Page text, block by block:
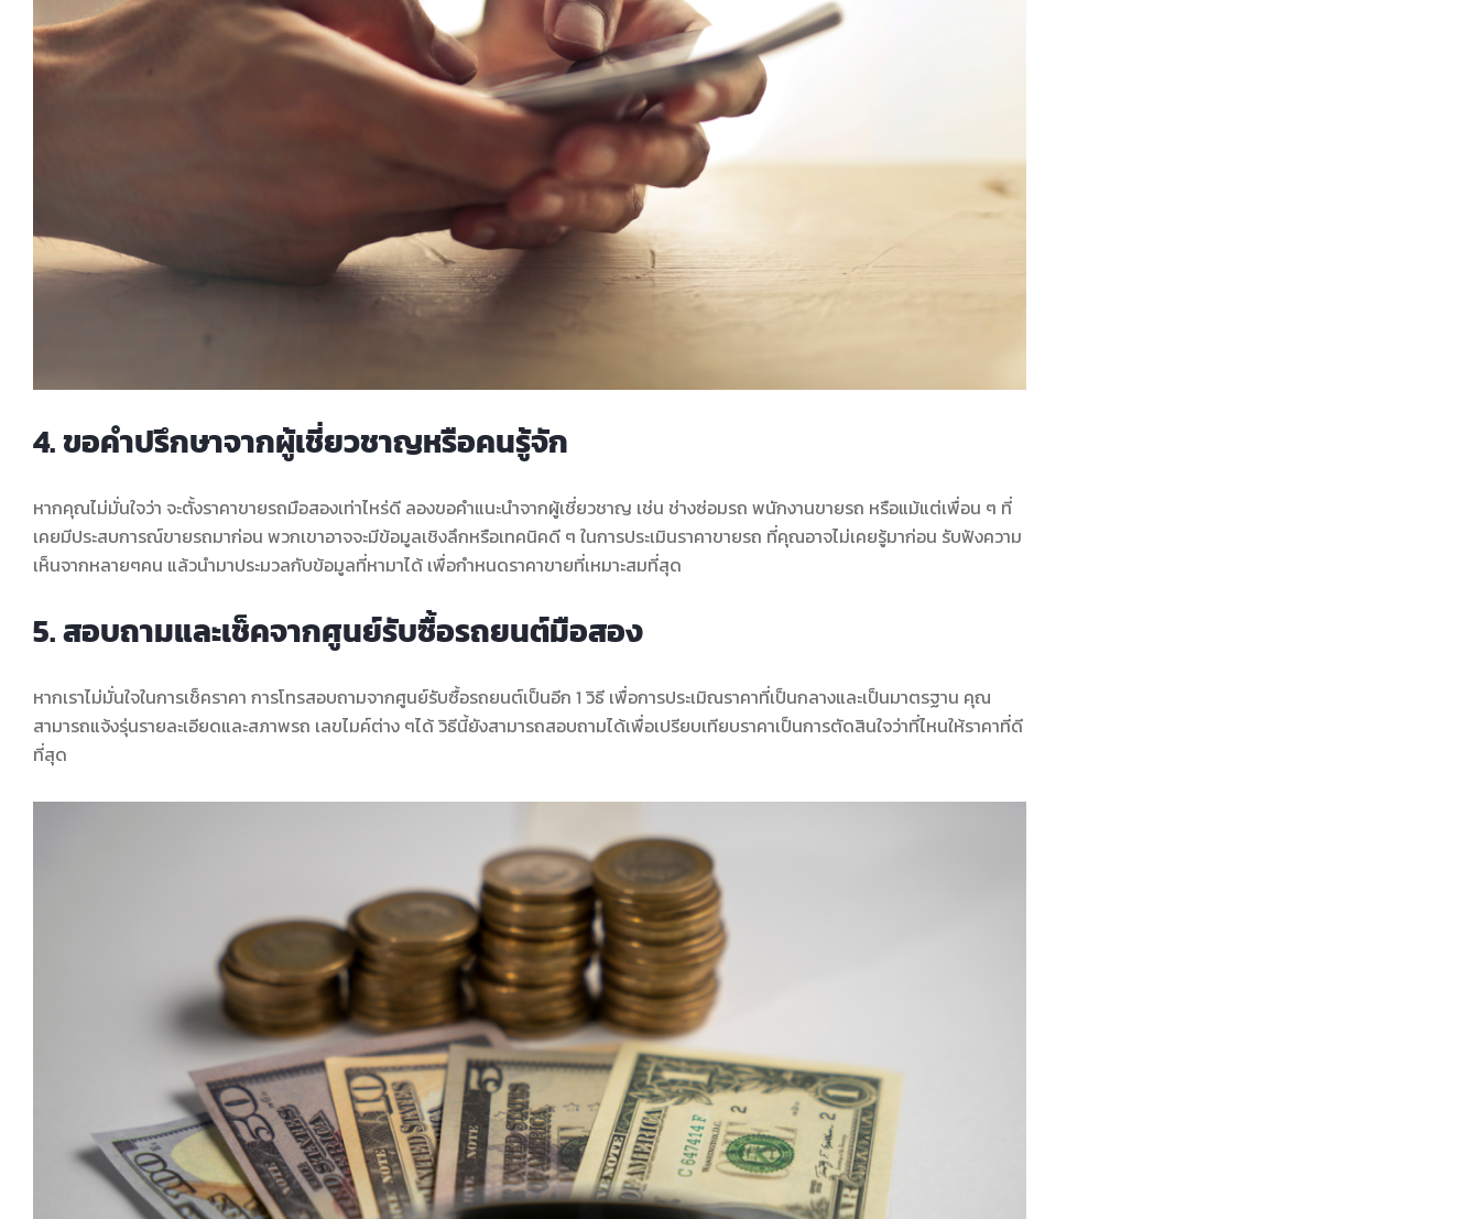
4. ขอคำปรึกษาจากผู้เชี่ยวชาญหรือคนรู้จัก
หากคุณไม่มั่นใจว่า จะตั้งราคาขายรถมือสองเท่าไหร่ดี ลองขอคำแนะนำจากผู้เชี่ยวชาญ เช่น ช่างซ่อมรถ พนักงานขายรถ หรือแม้แต่เพื่อน ๆ ที่
เคยมีประสบการณ์ขายรถมาก่อน พวกเขาอาจจะมีข้อมูลเชิงลึกหรือเทคนิคดี ๆ ในการประเมินราคาขายรถ ที่คุณอาจไม่เคยรู้มาก่อน รับฟังความ
เห็นจากหลายๆคน แล้วนำมาประมวลกับข้อมูลที่หามาได้ เพื่อกำหนดราคาขายที่เหมาะสมที่สุด
5. สอบถามและเช็คจากศูนย์รับซื้อรถยนต์มือสอง
หากเราไม่มั่นใจในการเช็คราคา การโทรสอบถามจากศูนย์รับซื้อรถยนต์เป็นอีก 1 วิธี เพื่อการประเมิณราคาที่เป็นกลางและเป็นมาตรฐาน คุณ
สามารถแจ้งรุ่นรายละเอียดและสภาพรถ เลขไมค์ต่าง ๆได้ วิธีนี้ยังสามารถสอบถามได้เพื่อเปรียบเทียบราคาเป็นการตัดสินใจว่าที่ไหนให้ราคาที่ดี
ที่สุด